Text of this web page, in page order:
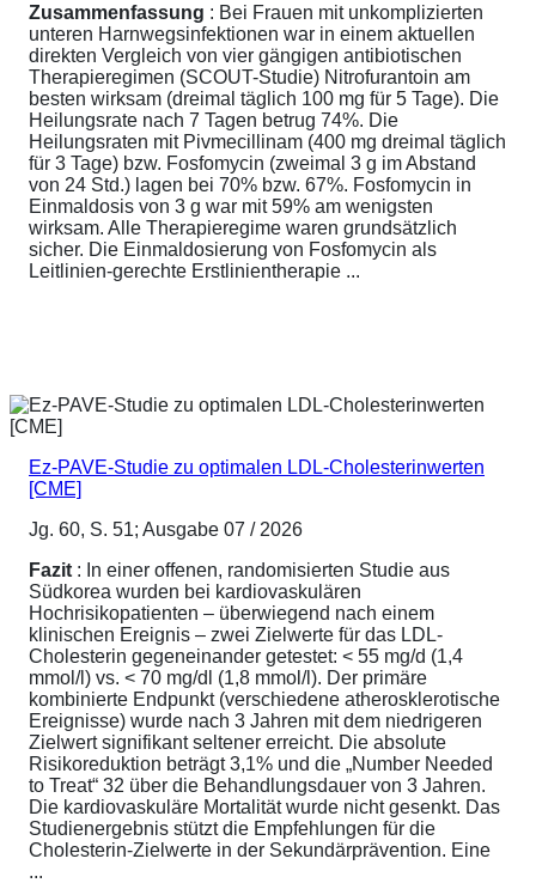
Zusammenfassung : Bei Frauen mit unkomplizierten
unteren Harnwegsinfektionen war in einem aktuellen
direkten Vergleich von vier gängigen antibiotischen
Therapieregimen (SCOUT-Studie) Nitrofurantoin am
besten wirksam (dreimal täglich 100 mg für 5 Tage). Die
Heilungsrate nach 7 Tagen betrug 74%. Die
Heilungsraten mit Pivmecillinam (400 mg dreimal täglich
für 3 Tage) bzw. Fosfomycin (zweimal 3 g im Abstand
von 24 Std.) lagen bei 70% bzw. 67%. Fosfomycin in
Einmaldosis von 3 g war mit 59% am wenigsten
wirksam. Alle Therapieregime waren grundsätzlich
sicher. Die Einmaldosierung von Fosfomycin als
Leitlinien-gerechte Erstlinientherapie ...
Ez-PAVE-Studie zu optimalen LDL-Cholesterinwerten
[CME]
Jg. 60, S. 51; Ausgabe 07 / 2026
Fazit : In einer offenen, randomisierten Studie aus
Südkorea wurden bei kardiovaskulären
Hochrisikopatienten – überwiegend nach einem
klinischen Ereignis – zwei Zielwerte für das LDL-
Cholesterin gegeneinander getestet: < 55 mg/d (1,4
mmol/l) vs. < 70 mg/dl (1,8 mmol/l). Der primäre
kombinierte Endpunkt (verschiedene atherosklerotische
Ereignisse) wurde nach 3 Jahren mit dem niedrigeren
Zielwert signifikant seltener erreicht. Die absolute
Risikoreduktion beträgt 3,1% und die „Number Needed
to Treat“ 32 über die Behandlungsdauer von 3 Jahren.
Die kardiovaskuläre Mortalität wurde nicht gesenkt. Das
Studienergebnis stützt die Empfehlungen für die
Cholesterin-Zielwerte in der Sekundärprävention. Eine
...